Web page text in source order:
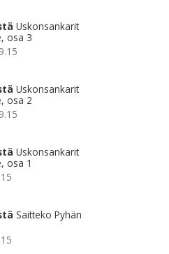
Uskonsankarit
osa 3
Uskonsankarit
osa 2
Uskonsankarit
osa 1
Saitteko Pyhän